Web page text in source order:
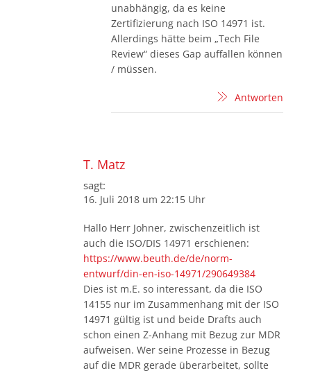
unabhängig, da es keine
Zertifizierung nach ISO 14971 ist.
Allerdings hätte beim „Tech File
Review“ dieses Gap auffallen können
/ müssen.
Antworten
T. Matz
sagt:
16. Juli 2018 um 22:15 Uhr
Hallo Herr Johner, zwischenzeitlich ist
auch die ISO/DIS 14971 erschienen:
https://www.beuth.de/de/norm-
entwurf/din-en-iso-14971/290649384
Dies ist m.E. so interessant, da die ISO
14155 nur im Zusammenhang mit der ISO
14971 gültig ist und beide Drafts auch
schon einen Z-Anhang mit Bezug zur MDR
aufweisen. Wer seine Prozesse in Bezug
auf die MDR gerade überarbeitet, sollte